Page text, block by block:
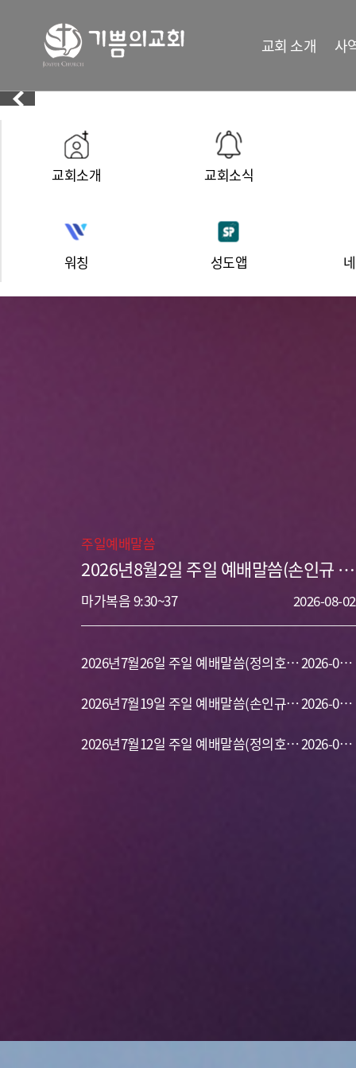
교회 소개 사
교회소개 교회소식
워칭 성도앱
주일예배말씀
2026년8월2일 주일 예배말씀(손인규 목
마가복음 9:30~37 2026-08-02
2026년7월26일 주일 예배말씀(정의호
목사) 개척자의 삶
2026-07-
26
2026년7월19일 주일 예배말씀(손인규
목사) 기도의 능력
2026-07-
19
2026년7월12일 주일 예배말씀(정의호 2026-07-